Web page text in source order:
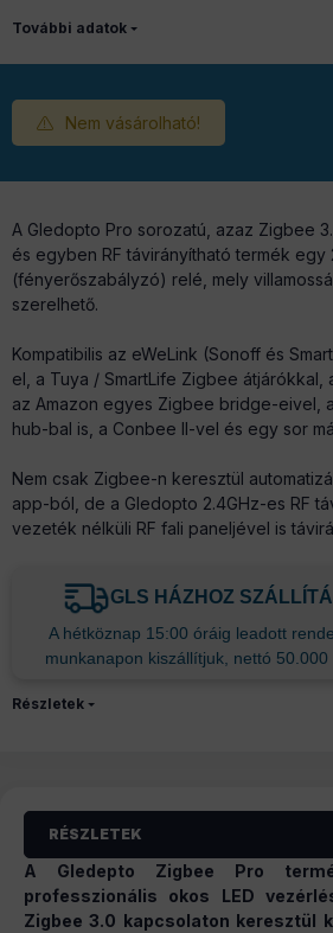
További adatok
Nem vásárolható!
A Gledopto Pro sorozatú, azaz Zigbee
és egyben RF távirányítható termék egy
(fényerőszabályzó) relé, mely
szerelhető.
Kompatibilis az eWeLink (Sonoff és
el, a Tuya / SmartLife Zigbee átjárókkal,
az Amazon egyes Zigbee bridge-eivel,
hub-bal is, a Conbee II-vel és egy sor
Nem csak Zigbee-n keresztül
app-ból, de a Gledopto 2.4GHz-es RF
vezeték nélküli RF fali paneljével is
GLS HÁZHOZ
A hétköznap 15:00 óráig leadott
munkanapon kiszállítjuk, nettó 50.000
Részletek
RÉSZLETEK
A Gledepto Zigbee Pro
professzionális okos LED
Zigbee 3.0 kapcsolaton keresztül